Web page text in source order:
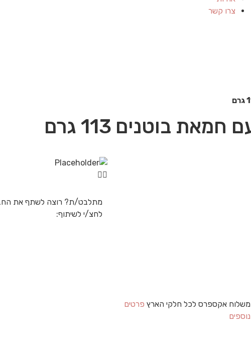
צרו קשר
בוטנים 113 גרם
משלוח אקספרס לכל חלקי הארץ פרטים
נוספים
מתלבט/ת? רוצה לשתף את
לחצ/י לשיתוף: